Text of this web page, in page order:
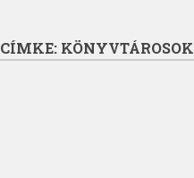
CÍMKE: KÖNYVTÁROSOK